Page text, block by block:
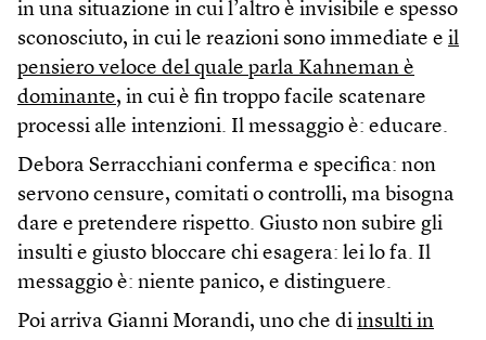
in una situazione in cui l’altro è invisibile e spesso
sconosciuto, in cui le reazioni sono immediate e il
pensiero veloce del quale parla Kahneman è
dominante, in cui è fin troppo facile scatenare
processi alle intenzioni. Il messaggio è: educare.
Debora Serracchiani conferma e specifica: non
servono censure, comitati o controlli, ma bisogna
dare e pretendere rispetto. Giusto non subire gli
insulti e giusto bloccare chi esagera: lei lo fa. Il
messaggio è: niente panico, e distinguere.
Poi arriva Gianni Morandi, uno che di insulti in